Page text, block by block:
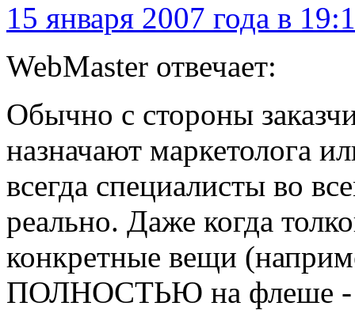
15 января 2007 года в
WebMaster отвечает:
Обычно с стороны
назначают маркетолога
всегда специалисты во
реально. Даже когда
конкретные вещи
ПОЛНОСТЬЮ на флеше -